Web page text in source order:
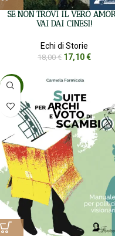
SE NON TROVI IL VERO
VAI DAI CINESI!
Echi di Storie
18,00€ 17,10€
-5%